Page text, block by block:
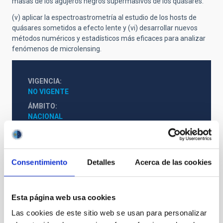
Consentimiento Detalles Acerca de las cookies
Esta página web usa cookies
Las cookies de este sitio web se usan para personalizar
(v) aplicar la espectroastrometría al estudio de los hosts de
quásares sometidos a efecto lente y (vi) desarrollar nuevos
métodos numéricos y estadísticos más eficaces para analizar
fenómenos de microlensing.
VIGENCIA
NO VIGENTE
ÁMBITO
NACIONAL
CONCEDIDA